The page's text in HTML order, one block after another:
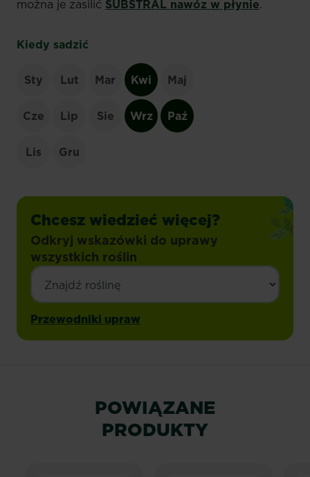
można je zasilić SUBSTRAL nawóz w płynie.
Kiedy sadzić
Sty Lut Mar Kwi Maj
Cze Lip Sie Wrz Paź
Lis Gru
Chcesz wiedzieć więcej?
Odkryj wskazówki do uprawy
wszystkich roślin
Przewodniki upraw
POWIĄZANE
PRODUKTY